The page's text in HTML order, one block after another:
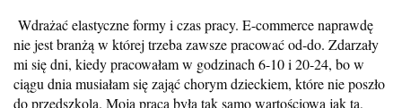
Wdrażać elastyczne formy i czas pracy. E-commerce naprawdę
nie jest branżą w której trzeba zawsze pracować od-do. Zdarzały
mi się dni, kiedy pracowałam w godzinach 6-10 i 20-24, bo w
ciągu dnia musiałam się zająć chorym dzieckiem, które nie poszło
do przedszkola. Moja praca była tak samo wartościowa jak ta,